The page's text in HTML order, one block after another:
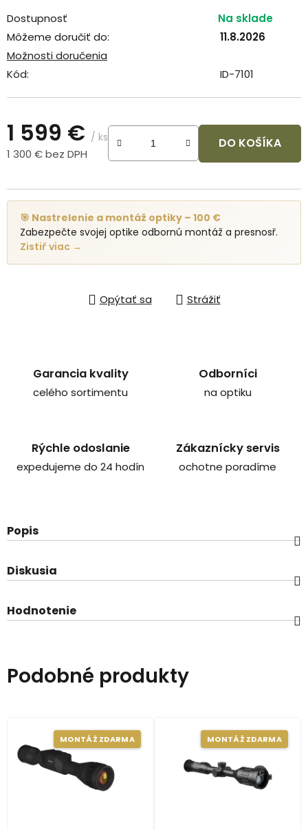
Dostupnosť
Na sklade
Môžeme doručiť do:
11.8.2026
Možnosti doručenia
Kód:
ID-7101
1 599 € / ks
1 300 € bez DPH
DO KOŠÍKA
🎯 Nastrelenie a montáž optiky – 100 €
Zabezpečte svojej optike odbornú montáž a presnosř.
Zistiř viac →
Opýtať sa Strážiť
Garancia kvality
celého sortimentu
Odborníci
na optiku
Rýchle odoslanie
expedujeme do 24 hodín
Zákaznícky servis
ochotne poradíme
Popis
Diskusia
Hodnotenie
Podobné produkty
MONTÁŽ ZDARMA MONTÁŽ ZDARMA